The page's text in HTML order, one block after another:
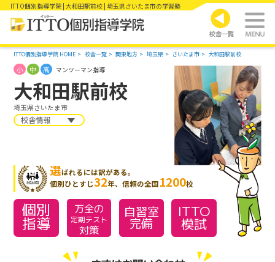
ITTO個別指導学院 | 大和田駅前校 | 埼玉県さいたま市の学習塾
ITTO個別指導学院 HOME 校舎一覧 関東地方 埼玉県 さいたま市 大和田駅前校
大和田駅前校
埼玉県さいたま市
小 中 高 マンツーマン指導
校舎情報
選ばれるには訳がある。
個別ひとすじ32年、信頼の全国1200校
個別
指導
万全の
定期テスト
対策
自習室
完備
ITTO
模試